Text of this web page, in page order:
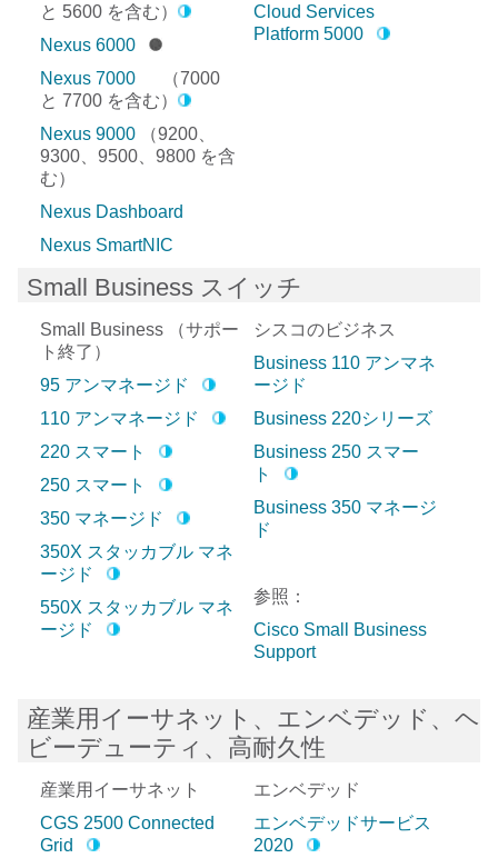
と 5600 を含む）
Nexus 6000
Nexus 7000 （7000
と 7700 を含む）
Nexus 9000 （9200、
9300、9500、9800 を含
む）
Nexus Dashboard
Nexus SmartNIC
Cloud Services
Platform 5000
Small Business スイッチ
Small Business （サポー
ト終了）
95 アンマネージド
110 アンマネージド
220 スマート
250 スマート
350 マネージド
350X スタッカブル マネ
ージド
550X スタッカブル マネ
ージド
シスコのビジネス
Business 110 アンマネ
ージド
Business 220シリーズ
Business 250 スマー
ト
Business 350 マネージ
ド
参照：
Cisco Small Business
Support
産業用イーサネット、エンベデッド、ヘ
ビーデューティ、高耐久性
産業用イーサネット
CGS 2500 Connected
Grid
エンベデッド
エンベデッドサービス
2020